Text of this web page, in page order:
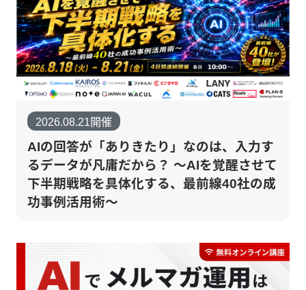
2026.08.21開催
AIの回答が「ありきたり」なのは、入力す
るデータが凡庸だから？ 〜AIを覚醒させて
下半期戦略を具体化する、最前線40社の成
功事例活用術〜